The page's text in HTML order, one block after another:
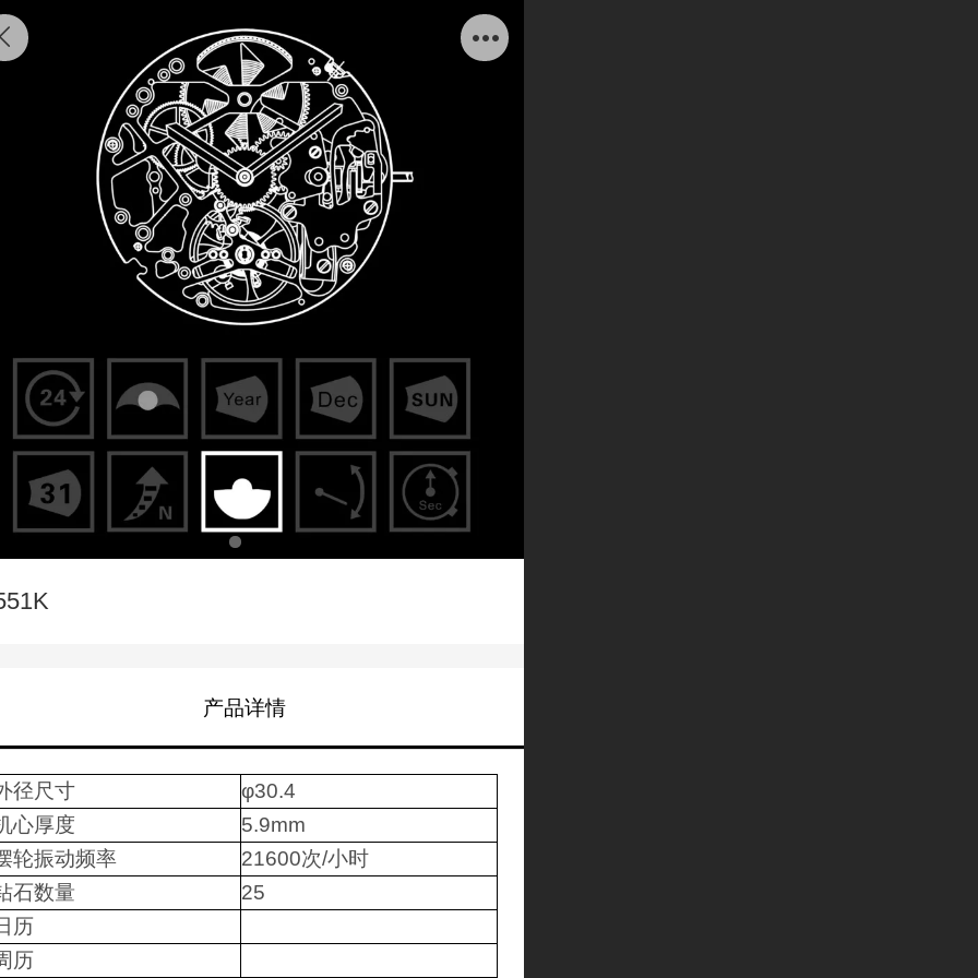
产品详情
径尺寸 φ30.4
心厚度
5.9mm
轮振动频率
21600次/小时
石数量
25
历
历